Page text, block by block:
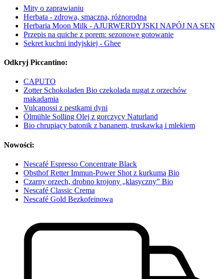
Mity o zaprawianiu
Herbata - zdrowa, smaczna, różnorodna
Herbaria Moon Milk - AJURWERDYJSKI NAPÓJ NA SEN
Przepis na quiche z porem: sezonowe gotowanie
Sekret kuchni indyjskiej - Ghee
Odkryj Piccantino:
CAPUTO
Zotter Schokoladen Bio czekolada nugat z orzechów
makadamia
Vulcanossi z pestkami dyni
Ölmühle Solling Olej z gorczycy Naturland
Bio chrupiący batonik z bananem, truskawką i mlekiem
Nowości:
Nescafé Espresso Concentrate Black
Obsthof Retter Immun-Power Shot z kurkumą Bio
Czarny orzech, drobno krojony „klasyczny” Bio
Nescafé Classic Crema
Nescafé Gold Bezkofeinowa